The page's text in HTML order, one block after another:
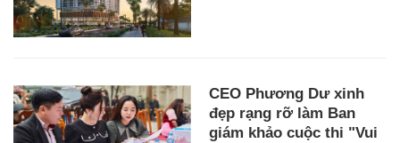
CEO Phương Dư xinh
đẹp rạng rỡ làm Ban
giám khảo cuộc thi "Vui